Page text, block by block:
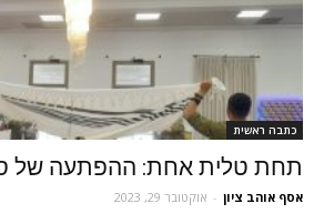
כתבה ראשית
תחת טלית אחת: ההפתעה של
אסף אוהב ציון - אוקטובר 29, 2023